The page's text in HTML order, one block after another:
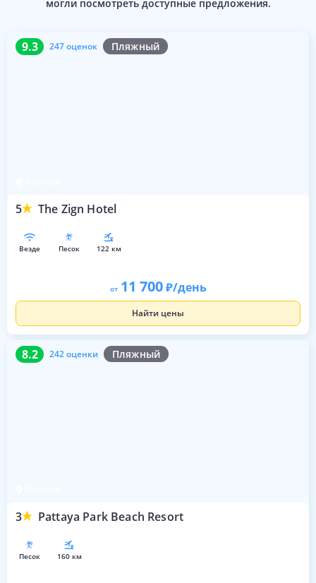
могли посмотреть доступные предложения.
9.3 247 оценок Пляжный
5 The Zign Hotel
9.3 247 оценок
везде песок 122 км
от 11 700 /день
Найти цены
8.2 242 оценки Пляжный
3 Pattaya Park Beach Resort
8.2 242 оценки
песок 160 км